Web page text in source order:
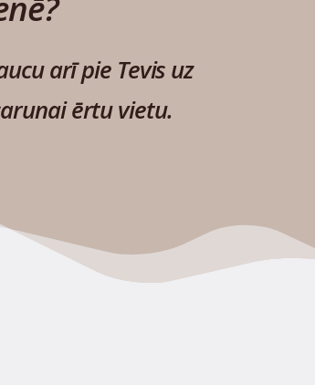
arī pie Tevis uz
ērtu vietu.